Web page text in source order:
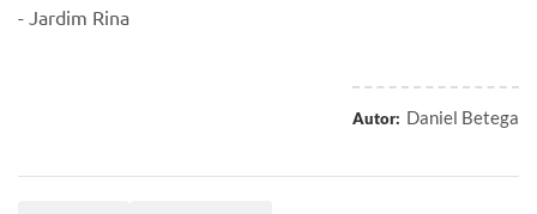
- Jardim Rina
Autor: Daniel Betega